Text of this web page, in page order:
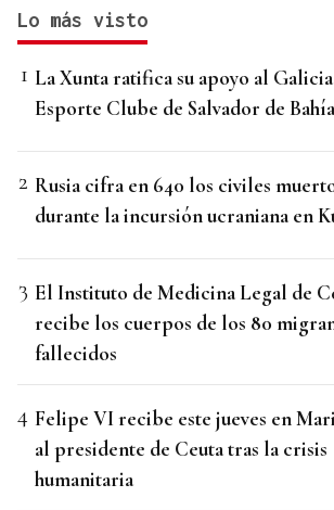
Lo más visto
La Xunta ratifica su apoyo al Galicia
Esporte Clube de Salvador de Bahía
Rusia cifra en 640 los civiles
durante la incursión ucraniana en
El Instituto de Medicina Legal de
recibe los cuerpos de los 80
fallecidos
Felipe VI recibe este jueves en
al presidente de Ceuta tras la crisis
humanitaria